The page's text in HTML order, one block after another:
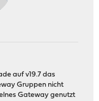
auf v19.7 das
Gruppen nicht
Gateway genutzt